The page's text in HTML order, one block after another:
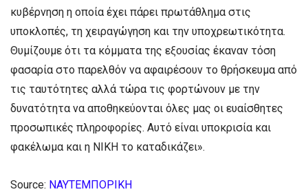
κυβέρνηση η οποία έχει πάρει πρωτάθλημα στις
υποκλοπές, τη χειραγώγηση και την υποχρεωτικότητα.
Θυμίζουμε ότι τα κόμματα της εξουσίας έκαναν τόση
φασαρία στο παρελθόν να αφαιρέσουν το θρήσκευμα από
τις ταυτότητες αλλά τώρα τις φορτώνουν με την
δυνατότητα να αποθηκεύονται όλες μας οι ευαίσθητες
προσωπικές πληροφορίες. Αυτό είναι υποκρισία και
φακέλωμα και η ΝΙΚΗ το καταδικάζει».
Source: ΝΑΥΤΕΜΠΟΡΙΚΗ